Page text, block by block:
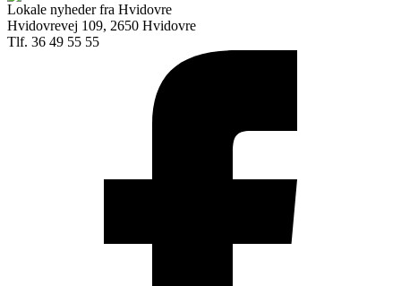
Lokale nyheder fra Hvidovre
Hvidovrevej 109, 2650 Hvidovre
Tlf. 36 49 55 55